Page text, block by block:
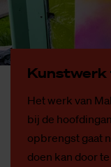
Kunst­werk
Het werk van
bij de
opbrengst gaat
doen kan door